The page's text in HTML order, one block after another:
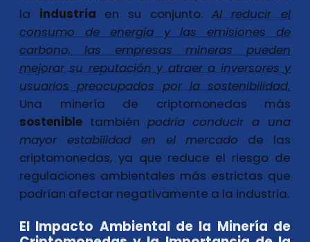
la industria en su conjunto. Al reducir el
consumo de energía y las emisiones de
carbono, las empresas mineras pueden
mejorar su reputación y atraer a inversores y
usuarios preocupados por la sostenibilidad.
Una minería de criptomonedas más
sostenible también podría conducir a una
mayor estabilidad en el mercado de las
criptomonedas, ya que reduce el riesgo de
regulaciones ambientales más estrictas que
podrían afectar negativamente a la industria.
El Impacto Ambiental de la Minería de